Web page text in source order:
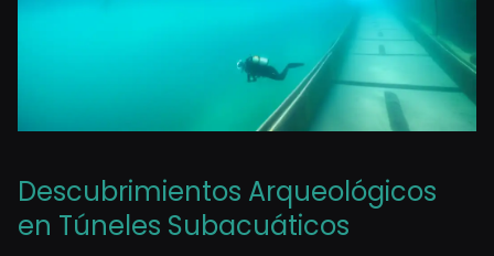
Descubrimientos Arqueológicos
en Túneles Subacuáticos